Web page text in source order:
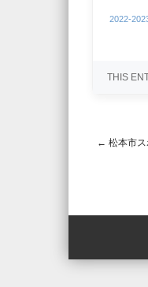
2022-
THIS
← 松本市ス